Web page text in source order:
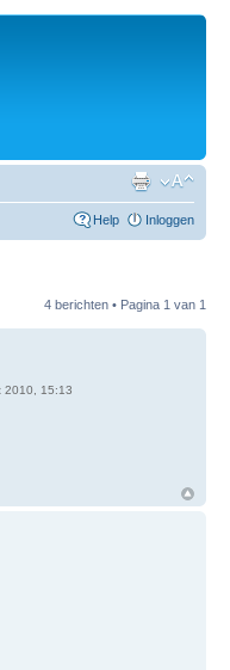
Help Inloggen
4 berichten • Pagina 1 van 1
2010, 15:13